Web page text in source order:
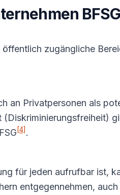
zugängliche
an Privatpersonen als
[4] .
für jeden aufrufbar ist,
entgegennehmen,